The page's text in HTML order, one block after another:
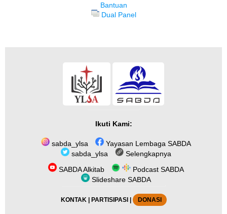
Bantuan
Dual Panel
Ikuti Kami:
sabda_ylsa
Yayasan Lembaga SABDA
sabda_ylsa
Selengkapnya
SABDA Alkitab
Podcast SABDA
Slideshare SABDA
KONTAK| PARTISIPASI DONASI